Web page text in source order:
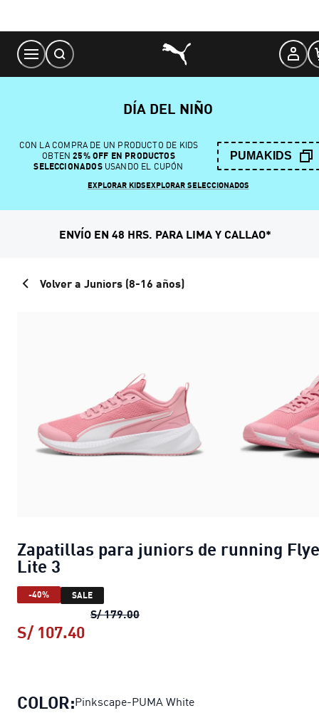
Content
DÍA DEL NIÑO
CON LA COMPRA DE UN PRODUCTO DE KIDS
OBTEN 25% OFF EN PRODUCTOS
SELECCIONADOSUSANDO EL CUPÓN
PUMAKIDS
EXPLORAR KIDSEXPLORAR SELECCIONADOS
ENVÍO EN 48 HRS. PARA LIMA Y CALLAO*
Volver a Juniors (8-16 años)
Zapatillas para juniors de running
Lite 3
-40% SALE
S/ 179.00Zapatillas para juniors de running
S/ 107.40
COLOR:Pinkscape-PUMA White